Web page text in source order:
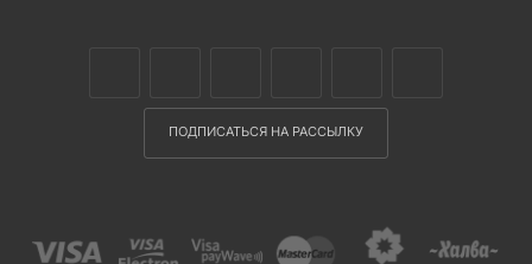
ПОДПИСАТЬСЯ НА РАССЫЛКУ